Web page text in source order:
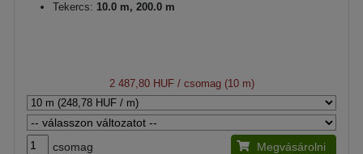
Tekercs: 10.0 m, 200.0 m
2 487,80 HUF/ csomag (10 m)
csomag Megvásárolni